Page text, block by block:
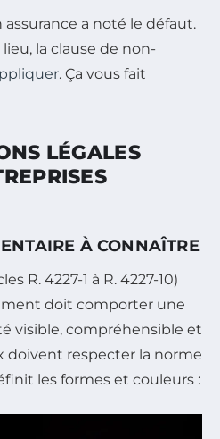
assurance a noté le défaut.
la clause de non-
. Ça vous fait
LÉGALES
À CONNAÎTRE
R. 4227-1 à R. 4227-10)
doit comporter une
visible, compréhensible et
doivent respecter la norme
les formes et couleurs :